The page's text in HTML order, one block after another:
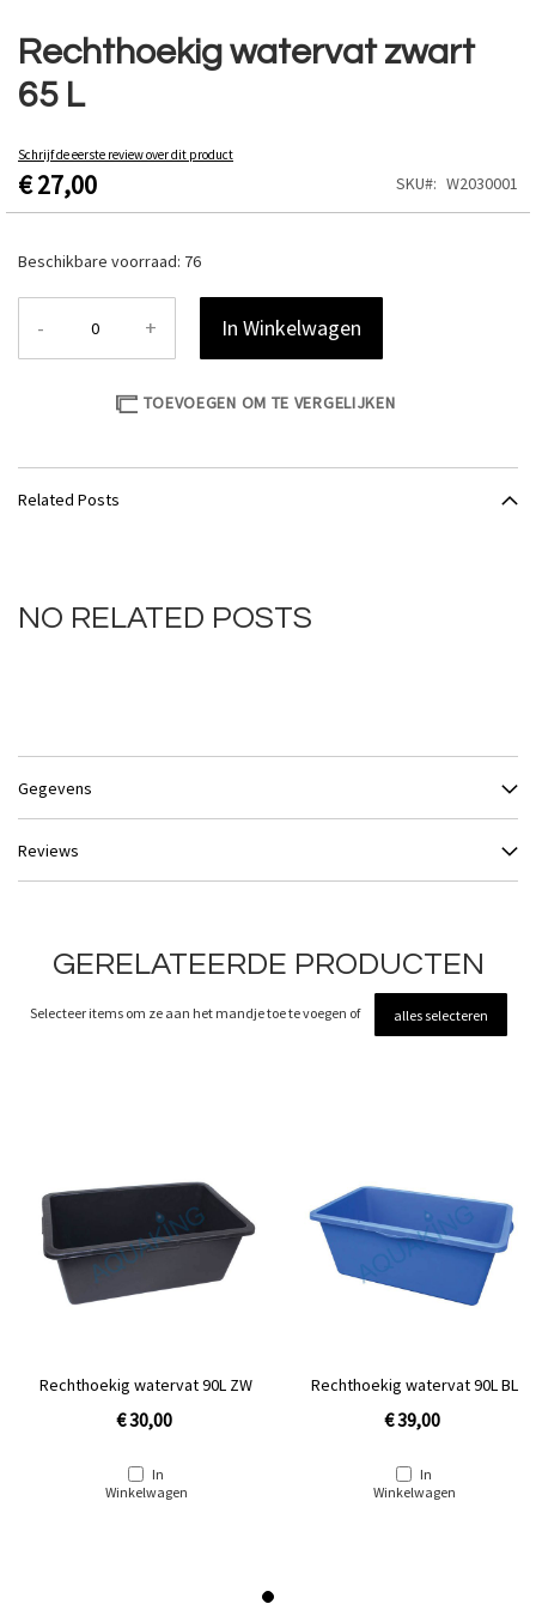
Rechthoekig watervat zwart
65 L
Schrijf de eerste review over dit product
€ 27,00 SKU W2030001
Beschikbare voorraad: 76
- + In Winkelwagen
TOEVOEGEN OM TE VERGELIJKEN
naar
het
begin
van
afbeeldingen-
gallerij
Related Posts
NO RELATED POSTS
Gegevens
Reviews
GERELATEERDE PRODUCTEN
Selecteer items om ze aan het mandje toe te voegen of alles selecteren
Rechthoekig watervat 90L ZW
€ 30,00
In
Winkelwagen
Rechthoekig watervat 90L BL
€ 39,00
In
Winkelwagen